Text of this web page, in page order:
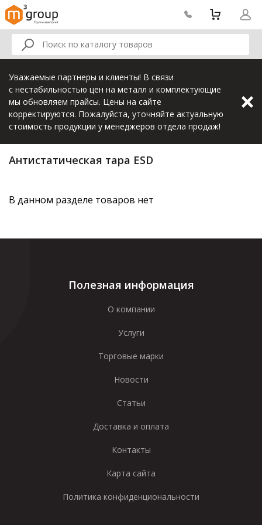
Уважаемые партнеры и клиенты! В связи
с нестабильностью цен на металл и комплектующие
мы обновляем прайсы. Цены на сайте
корректируются. Пожалуйста, уточняйте актуальную
стоимость продукции у менеджеров отдела продаж!
Антистатическая тара ESD
В данном разделе товаров нет
Полезная информация
О компании
Услуги
Торговые марки
Новости
Статьи
Доставка и оплата
Контакты
Карта сайта
Политика конфиденциональности